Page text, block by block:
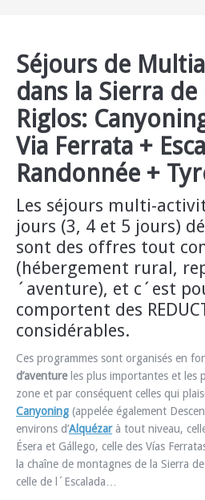
INFO
Séjours de
dans la Sierra de
Riglos:
Via Ferrata +
Randonnée +
Les séjours multi-
jours (3, 4 et 5 jours)
sont des offres tout
(hébergement rural,
´aventure), et c´est
comportent des
considérables.
Ces programmes sont organisés en
d’aventureles plus importantes et les
zone et par conséquent celles qui
Canyoning (appelée également
environs d’Alquézarà tout niveau,
Ésera et Gállego, celle des Vías
la chaîne de montagnes de la Sierra
celle de l´Escalada…